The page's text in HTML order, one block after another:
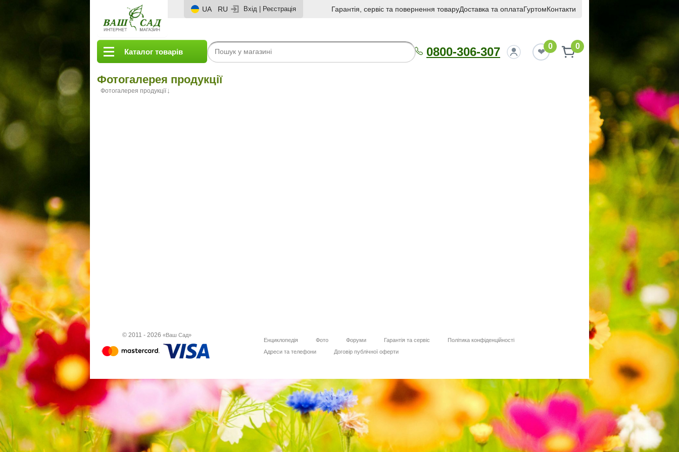
UA RU Вхід Реєстрація Гарантія, сервіс та повернення товаруДоставка та оплатаГуртомКонтакти
Каталог товарів 0800-306-307 0 0
Фотогалерея продукції
Фотогалерея продукції
© 2011 - 2026 «Ваш Сад»
Енциклопедія
Фото Форуми Гарантія та сервіс
Політика конфіденційності
Адреси та телефони
Договір публічної оферти